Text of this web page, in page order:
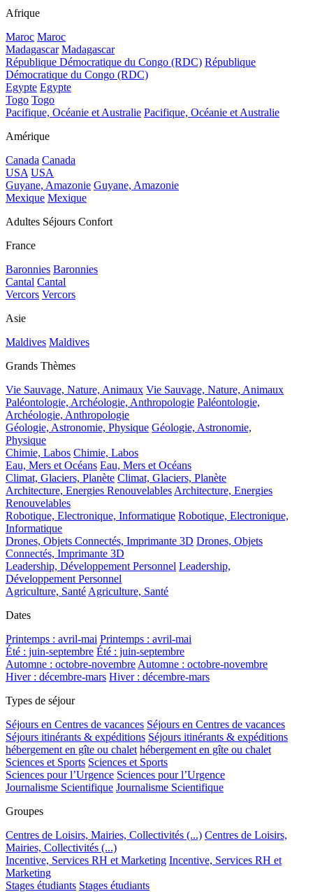
Afrique
Maroc Maroc
Madagascar Madagascar
République Démocratique du Congo (RDC) République
Démocratique du Congo (RDC)
Egypte Egypte
Togo Togo
Pacifique, Océanie et Australie Pacifique, Océanie et Australie
Amérique
Canada Canada
USA USA
Guyane, Amazonie Guyane, Amazonie
Mexique Mexique
Adultes Séjours Confort
France
Baronnies Baronnies
Cantal Cantal
Vercors Vercors
Asie
Maldives Maldives
Grands Thèmes
Vie Sauvage, Nature, Animaux Vie Sauvage, Nature, Animaux
Paléontologie, Archéologie, Anthropologie Paléontologie,
Archéologie, Anthropologie
Géologie, Astronomie, Physique Géologie, Astronomie,
Physique
Chimie, Labos Chimie, Labos
Eau, Mers et Océans Eau, Mers et Océans
Climat, Glaciers, Planète Climat, Glaciers, Planète
Architecture, Energies Renouvelables Architecture, Energies
Renouvelables
Robotique, Electronique, Informatique Robotique, Electronique,
Informatique
Drones, Objets Connectés, Imprimante 3D Drones, Objets
Connectés, Imprimante 3D
Leadership, Développement Personnel Leadership,
Développement Personnel
Agriculture, Santé Agriculture, Santé
Dates
Printemps : avril-mai Printemps : avril-mai
Été : juin-septembre Été : juin-septembre
Automne : octobre-novembre Automne : octobre-novembre
Hiver : décembre-mars Hiver : décembre-mars
Types de séjour
Séjours en Centres de vacances Séjours en Centres de vacances
Séjours itinérants & expéditions Séjours itinérants & expéditions
hébergement en gîte ou chalet hébergement en gîte ou chalet
Sciences et Sports Sciences et Sports
Sciences pour l’Urgence Sciences pour l’Urgence
Journalisme Scientifique Journalisme Scientifique
Groupes
Centres de Loisirs, Mairies, Collectivités (...) Centres de Loisirs,
Mairies, Collectivités (...)
Incentive, Services RH et Marketing Incentive, Services RH et
Marketing
Stages étudiants Stages étudiants